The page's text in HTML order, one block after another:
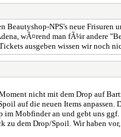
Beautyshop-NPS's neue Frisuren
wÃ¤rend man fÃ¼r andere
ausgeben wissen wir noch
nicht mit dem Drop auf
auf die neuen Items anpassen.
im Mobfinder an und gebt uns
zu dem Drop/Spoil. Wir haben